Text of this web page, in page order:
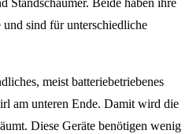
Standschäumer. Beide haben ihre
sind für unterschiedliche
meist batteriebetriebenes
am unteren Ende. Damit wird die
Diese Geräte benötigen wenig